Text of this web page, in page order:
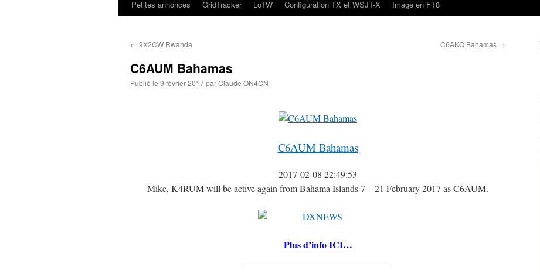
Petites annonces
GridTracker LoTW Configuration TX et WSJT-X Image en FT8
← 9X2CW Rwanda C6AKQ Bahamas →
C6AUM Bahamas
Publié le 9 février 2017parClaude ON4CN
C6AUM Bahamas
2017-02-08 22:49:53
Mike, K4RUM will be active again from Bahama Islands 7 – 21 February 2017 as C6AUM.
Plus d’info ICI…